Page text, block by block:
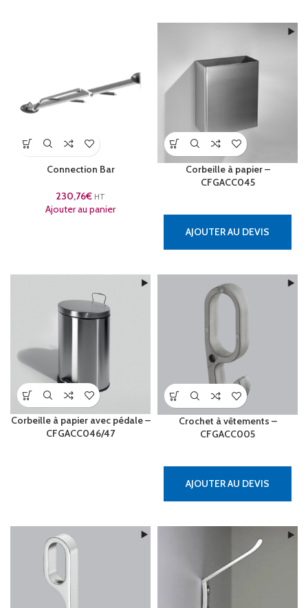
Connection Bar
230,76€ HT
Ajouter au panier
Corbeille à papier –
CFGACC045
AJOUTER AU DEVIS
Corbeille à papier avec pédale –
CFGACC046/47
Crochet à vêtements –
CFGACC005
AJOUTER AU DEVIS